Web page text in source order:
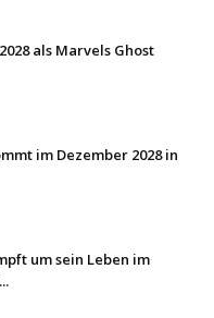
als Marvels Ghost
im Dezember 2028 in
um sein Leben im